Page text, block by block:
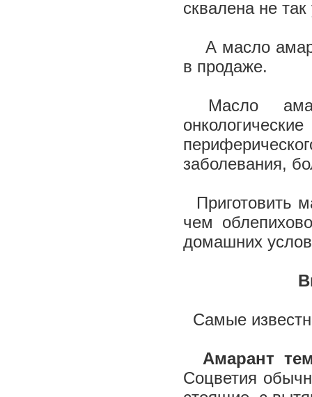
сквалена не
А масло
в продаже.
Масло
заболевания,
Приготовить
чем
домашних
Самые
Амарант
Соцветия